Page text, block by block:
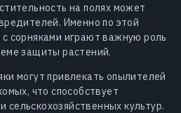
на полях может
Именно по этой
сорняками играют важную роль
защиты растений.
могут привлекать опылителей
что способствует
культур.